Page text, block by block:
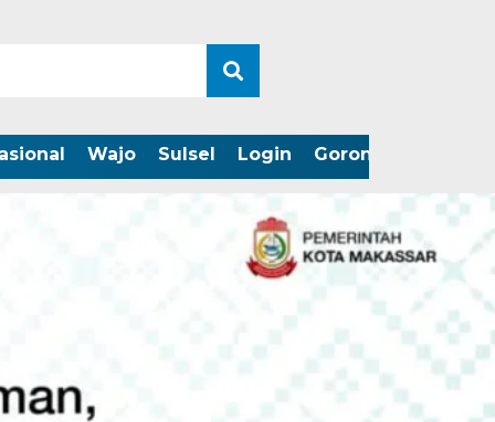
Wajo Sulsel Login Gorontalo